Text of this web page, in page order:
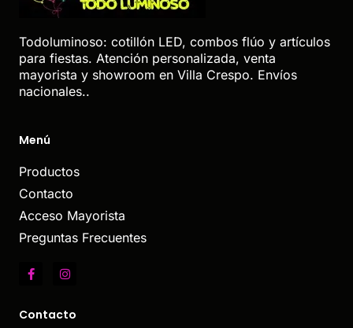
Todoluminoso: cotillón LED, combos flúo y artículos
para fiestas. Atención personalizada, venta
mayorista y showroom en Villa Crespo. Envíos
nacionales..
Menú
Productos
Contacto
Acceso Mayorista
Preguntas Frecuentes
Contacto